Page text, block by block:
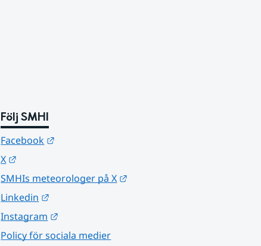
Följ SMHI
Facebook
X
SMHIs meteorologer på X
Linkedin
Instagram
Policy för sociala medier